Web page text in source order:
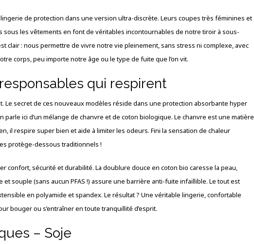
de protection dans une version ultra-discrète. Leurs coupes très féminines et
les vêtements en font de véritables incontournables de notre tiroir à sous-
clair : nous permettre de vivre notre vie pleinement, sans stress ni complexe, avec
corps, peu importe notre âge ou le type de fuite que l’on vit.
qui respirent
Le secret de ces nouveaux modèles réside dans une protection absorbante hyper
parle ici d’un mélange de chanvre et de coton biologique. Le chanvre est une matière
il respire super bien et aide à limiter les odeurs. Fini la sensation de chaleur
protège-dessous traditionnels !
confort, sécurité et durabilité. La doublure douce en coton bio caresse la peau,
et souple (sans aucun PFAS !) assure une barrière anti-fuite infaillible. Le tout est
en polyamide et spandex. Le résultat ? Une véritable lingerie, confortable
bouger ou s’entraîner en toute tranquillité d’esprit.
– Soje